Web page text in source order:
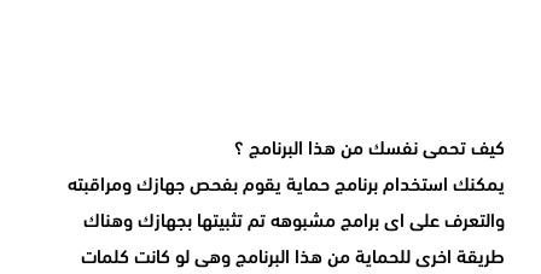
كيف تحمى نفسك من هذا البرنامج ؟
يمكنك استخدام برنامج حماية يقوم بفحص جهازك ومراقبته
والتعرف على اى برامج مشبوهه تم تثبيتها بجهازك وهناك
طريقة اخرى للحماية من هذا البرنامج وهى لو كانت كلمات